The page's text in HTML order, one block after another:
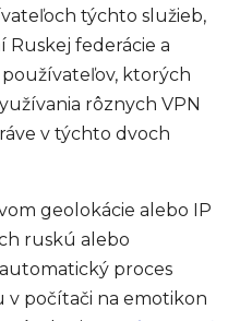
týchto služieb,
Ruskej federácie a
používateľov, ktorých
rôznych VPN
v týchto dvoch
geolokácie alebo IP
ruskú alebo
proces
v počítači na emotikon